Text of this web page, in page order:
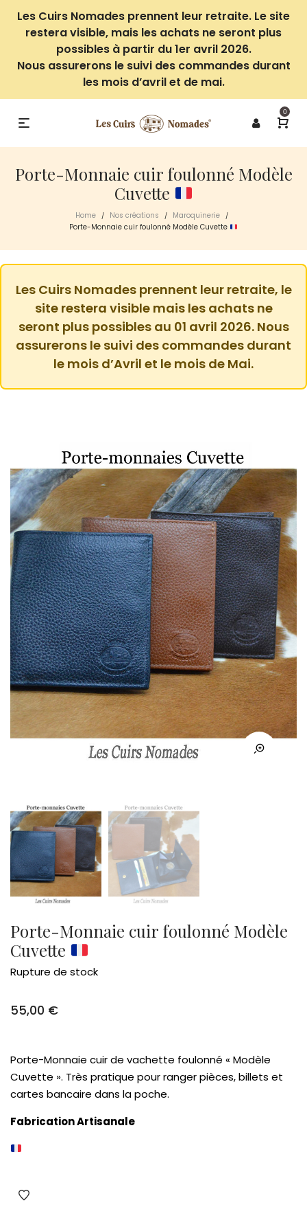
Les Cuirs Nomades prennent leur retraite. Le site
restera visible, mais les achats ne seront plus
possibles à partir du 1er avril 2026.
Nous assurerons le suivi des commandes durant
les mois d’avril et de mai.
0
Porte-Monnaie cuir foulonné Modèle
Cuvette
Home / Nos créations / Maroquinerie /
Porte-Monnaie cuir foulonné Modèle Cuvette
Les Cuirs Nomades prennent leur retraite, le
site restera visible mais les achats ne
seront plus possibles au 01 avril 2026. Nous
assurerons le suivi des commandes durant
le mois d’Avril et le mois de Mai.
Porte-Monnaie cuir foulonné Modèle
Cuvette
Rupture de stock
55,00 €
Porte-Monnaie cuir de vachette foulonné « Modèle
Cuvette ». Très pratique pour ranger pièces, billets et
cartes bancaire dans la poche.
Fabrication Artisanale